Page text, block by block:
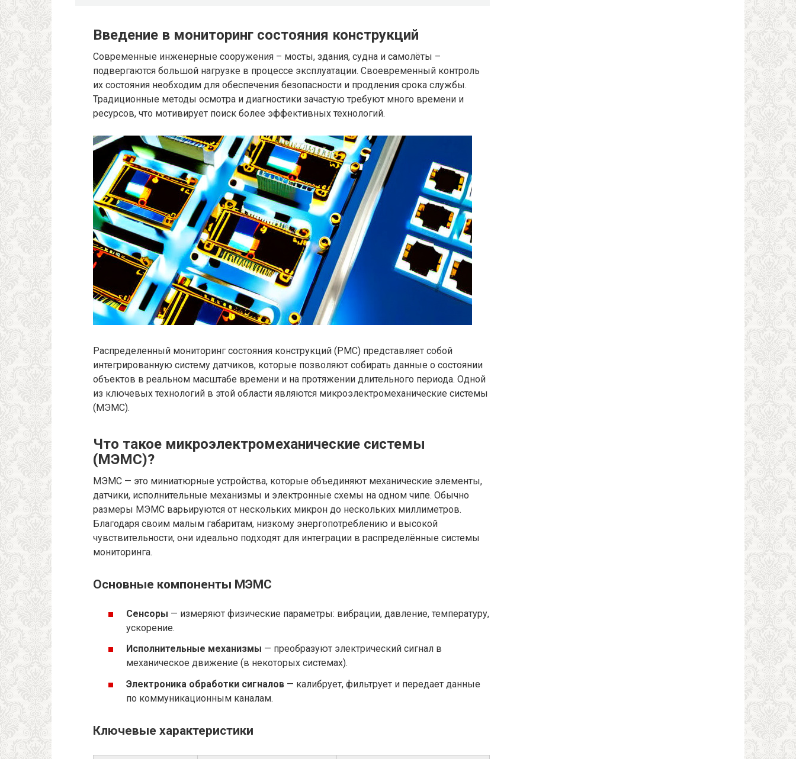
Введение в мониторинг состояния конструкций
Современные инженерные сооружения – мосты, здания, судна и самолёты –
подвергаются большой нагрузке в процессе эксплуатации. Своевременный контроль
их состояния необходим для обеспечения безопасности и продления срока службы.
Традиционные методы осмотра и диагностики зачастую требуют много времени и
ресурсов, что мотивирует поиск более эффективных технологий.
Распределенный мониторинг состояния конструкций (РМС) представляет собой
интегрированную систему датчиков, которые позволяют собирать данные о состоянии
объектов в реальном масштабе времени и на протяжении длительного периода. Одной
из ключевых технологий в этой области являются микроэлектромеханические системы
(МЭМС).
Что такое микроэлектромеханические системы
(МЭМС)?
МЭМС — это миниатюрные устройства, которые объединяют механические элементы,
датчики, исполнительные механизмы и электронные схемы на одном чипе. Обычно
размеры МЭМС варьируются от нескольких микрон до нескольких миллиметров.
Благодаря своим малым габаритам, низкому энергопотреблению и высокой
чувствительности, они идеально подходят для интеграции в распределённые системы
мониторинга.
Основные компоненты МЭМС
Сенсоры — измеряют физические параметры: вибрации, давление, температуру,
ускорение.
Исполнительные механизмы — преобразуют электрический сигнал в
механическое движение (в некоторых системах).
Электроника обработки сигналов — калибрует, фильтрует и передает данные
по коммуникационным каналам.
Ключевые характеристики